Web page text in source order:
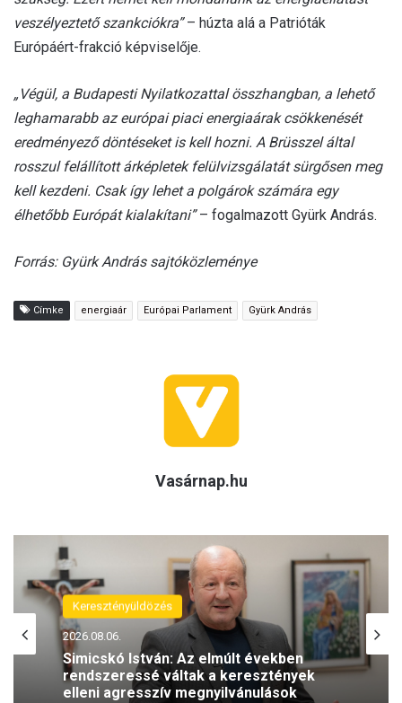
veszélyeztető szankciókra”– húzta alá a Patrióták
Európáért-frakció képviselője.
„Végül, a Budapesti Nyilatkozattal összhangban, a lehető
leghamarabb az európai piaci energiaárak csökkenését
eredményező döntéseket is kell hozni. A Brüsszel által
rosszul felállított árképletek felülvizsgálatát sürgősen meg
kell kezdeni. Csak így lehet a polgárok számára egy
élhetőbb Európát kialakítani”– fogalmazott Gyürk András.
Forrás: Gyürk András sajtóközleménye
Címke energiaár Európai Parlament Gyürk András
Vasárnap.hu
(H)arctér
2026.08.05.
A szívhangrendelet bizonyítottan
mentett már életeket